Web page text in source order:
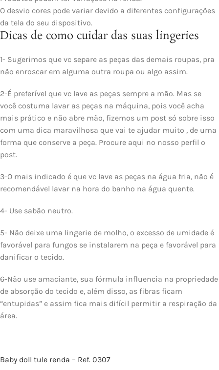
O desvio cores pode variar devido a diferentes configurações
da tela do seu dispositivo.
Dicas de como cuidar das suas lingeries
1- Sugerimos que vc separe as peças das demais roupas, pra
não enroscar em alguma outra roupa ou algo assim.
2-É preferível que vc lave as peças sempre a mão. Mas se
você costuma lavar as peças na máquina, pois você acha
mais prático e não abre mão, fizemos um post só sobre isso
com uma dica maravilhosa que vai te ajudar muito , de uma
forma que conserve a peça. Procure aqui no nosso perfil o
post.
3-O mais indicado é que vc lave as peças na água fria, não é
recomendável lavar na hora do banho na água quente.
4- Use sabão neutro.
5- Não deixe uma lingerie de molho, o excesso de umidade é
favorável para fungos se instalarem na peça e favorável para
danificar o tecido.
6-Não use amaciante, sua fórmula influencia na propriedade
de absorção do tecido e, além disso, as fibras ficam
“entupidas” e assim fica mais difícil permitir a respiração da
área.
Baby doll tule renda – Ref. 0307